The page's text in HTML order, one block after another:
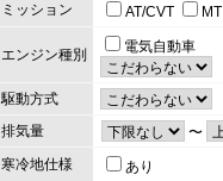
ミッション AT/CVT MT
エンジン種別 電気自動車
駆動方式
排気量
〜
寒冷地仕様
あり